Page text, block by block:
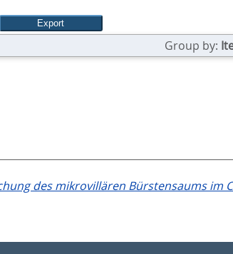
Group by:
des mikrovillären Bürstensaums im